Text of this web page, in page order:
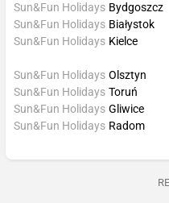
Sun&Fun Holidays Bydgoszcz
Sun&Fun Holidays Białystok
Sun&Fun Holidays Kielce
Sun&Fun Holidays Olsztyn
Sun&Fun Holidays Toruń
Sun&Fun Holidays Gliwice
Sun&Fun Holidays Radom